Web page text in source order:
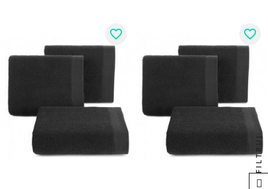
favorite_border favorite_border
FILTRUJ